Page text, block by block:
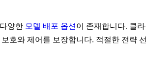
양한 모델 배포 옵션 이 존재합니다. 클
호와 제어를 보장합니다. 적절한 전략